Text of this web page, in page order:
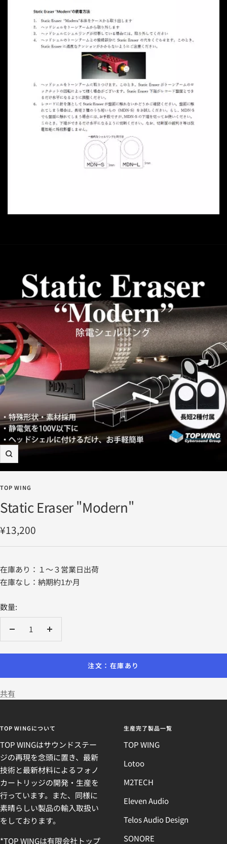
ズ
ー
ム
ン
TOP WING
Static Eraser "Modern"
セ
ー
価
¥13,200
在庫あり：１～３営業日出荷
在庫なし：納期約1か月
数量:
す
数
す
注文：在庫あり
共有
TOP WINGについて
TOP WINGはサウンドステー
ジの再現を念頭に置き、最新
技術と最新材料によるフォノ
カートリッジの開発・生産を
行っています。また、同様に
素晴らしい製品の輸入取扱い
をしております。
*TOP WINGは有限会社トップ
生産完了製品一覧
TOP WING
Lotoo
M2TECH
Eleven Audio
Telos Audio Design
SONORE